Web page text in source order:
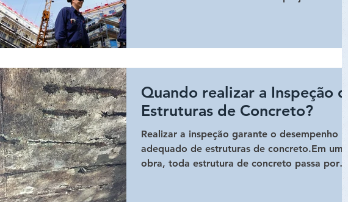
Quando realizar a Inspeção
Estruturas de Concreto?
Realizar a inspeção garante o desempenho
adequado de estruturas de concreto.Em uma
obra, toda estrutura de concreto passa por